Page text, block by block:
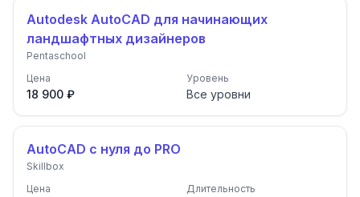
Autodesk AutoCAD для начинающих
ландшафтных дизайнеров
Pentaschool
Цена
18 900 ₽
Уровень
Все уровни
AutoCAD с нуля до PRO
Skillbox
Цена
Длительность